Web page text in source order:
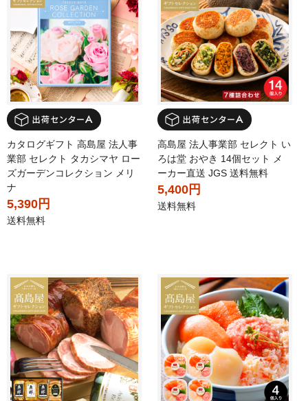
カタログギフト 高島屋 法人事
業部 セレクト タカシマヤ ロー
ズガーデンコレクション メリ
ナ
5,390円
送料無料
高島屋 法人事業部 セレクト い
ろは堂 おやき 14個セット メ
ーカー直送 JGS 送料無料
5,400円
送料無料